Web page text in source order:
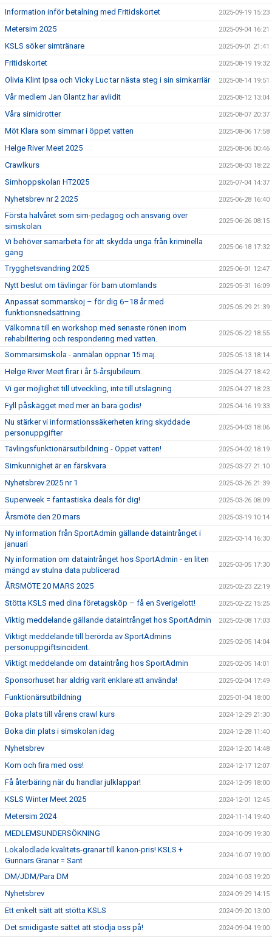
Information inför betalning med Fritidskortet 2025-09-19 15:23
Metersim 2025 2025-09-04 16:21
KSLS söker simtränare 2025-09-01 21:41
Fritidskortet 2025-08-19 19:32
Olivia Klint Ipsa och Vicky Luc tar nästa steg i sin simkarriär 2025-08-14 19:51
Vår medlem Jan Glantz har avlidit 2025-08-12 13:04
Våra simidrotter 2025-08-07 20:37
Möt Klara som simmar i öppet vatten 2025-08-06 17:58
Helge River Meet 2025 2025-08-06 00:46
Crawlkurs 2025-08-03 18:22
Simhoppskolan HT2025 2025-07-04 14:37
Nyhetsbrev nr 2 2025 2025-06-28 16:40
Första halvåret som sim-pedagog och ansvarig över
simskolan
2025-06-26 08:15
Vi behöver samarbeta för att skydda unga från kriminella
gäng
2025-06-18 17:32
Trygghetsvandring 2025 2025-06-01 12:47
Nytt beslut om tävlingar för barn utomlands 2025-05-31 16:09
Anpassat sommarskoj – för dig 6–18 år med
funktionsnedsättning.
2025-05-29 21:39
Välkomna till en workshop med senaste rönen inom
rehabilitering och respondering med vatten.
2025-05-22 18:55
Sommarsimskola - anmälan öppnar 15 maj. 2025-05-13 18:14
Helge River Meet firar i år 5-årsjubileum. 2025-04-27 18:42
Vi ger möjlighet till utveckling, inte till utslagning 2025-04-27 18:23
Fyll påskägget med mer än bara godis! 2025-04-16 19:33
Nu stärker vi informationssäkerheten kring skyddade
personuppgifter
2025-04-03 18:06
Tävlingsfunktionärsutbildning - Öppet vatten! 2025-04-02 18:19
Simkunnighet är en färskvara 2025-03-27 21:10
Nyhetsbrev 2025 nr 1 2025-03-26 21:39
Superweek = fantastiska deals för dig! 2025-03-26 08:09
Årsmöte den 20 mars 2025-03-19 10:14
Ny information från SportAdmin gällande dataintrånget i
januari
2025-03-14 16:30
Ny information om dataintrånget hos SportAdmin - en liten
mängd av stulna data publicerad
2025-03-05 17:30
ÅRSMÖTE 20 MARS 2025 2025-02-23 22:19
Stötta KSLS med dina företagsköp – få en Sverigelott! 2025-02-22 15:25
Viktig meddelande gällande dataintrånget hos SportAdmin 2025-02-08 17:03
Viktigt meddelande till berörda av SportAdmins
personuppgiftsincident.
2025-02-05 14:04
Viktigt meddelande om dataintrång hos SportAdmin 2025-02-05 14:01
Sponsorhuset har aldrig varit enklare att använda! 2025-02-04 17:49
Funktionärsutbildning 2025-01-04 18:00
Boka plats till vårens crawl kurs 2024-12-29 21:30
Boka din plats i simskolan idag 2024-12-28 11:40
Nyhetsbrev 2024-12-20 14:48
Kom och fira med oss! 2024-12-17 12:07
Få återbäring när du handlar julklappar! 2024-12-09 18:00
KSLS Winter Meet 2025 2024-12-01 12:45
Metersim 2024 2024-11-14 19:40
MEDLEMSUNDERSÖKNING 2024-10-09 19:30
Lokalodlade kvalitets-granar till kanon-pris! KSLS +
Gunnars Granar = Sant
2024-10-07 19:00
DM/JDM/Para DM 2024-10-03 19:20
Nyhetsbrev 2024-09-29 14:15
Ett enkelt sätt att stötta KSLS 2024-09-20 13:00
Det smidigaste sättet att stödja oss på! 2024-09-04 19:00